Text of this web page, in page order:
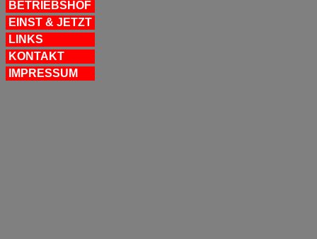
BETRIEBSHOF
EINST & JETZT
LINKS
KONTAKT
IMPRESSUM